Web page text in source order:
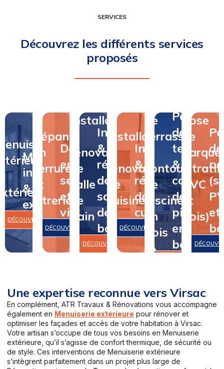
SERVICES
Découvrez les différents services
proposés
Menuiserie
intérieure
&
extérieure
DÉCOUVRIR
Dépannage
en
serrurerie
et
vitrerie
Dépannage
en
serrurerie
et
vitrerie
DÉCOUVRIR
Installation
&
rénovation
de
salle
de
bain
Installation
rénovation
de
salle
de
bain
DÉCOUVRIR
Installation
&
rénovation
de
cuisine
Installation
rénovation
de
cuisine
DÉCOUVRIR
Pose
de
terrasse
&
contour
de
piscine
en
bois
de
terrasse
contour
de
piscine
en
bois
de
et
Pose
de
PVC
et
bois)
Une expertise reconnue vers Virsac
En complément, ATR Travaux & Rénovations vous accompagne
également en Menuiserie extérieure pour rénover et
optimiser les façades et accès de votre habitation à Virsac.
Votre artisan s’occupe de tous vos besoins en Menuiserie
extérieure, qu’il s’agisse de confort thermique, de sécurité ou
de style. Ces interventions de Menuiserie extérieure
s’intègrent parfaitement dans un projet plus large de